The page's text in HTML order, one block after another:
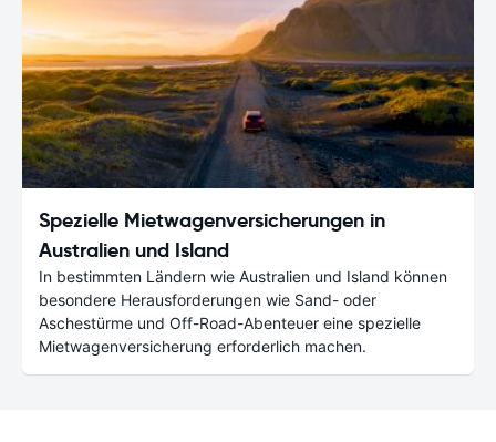
Spezielle Mietwagenversicherungen in
Australien und Island
In bestimmten Ländern wie Australien und Island können
besondere Herausforderungen wie Sand- oder
Aschestürme und Off-Road-Abenteuer eine spezielle
Mietwagenversicherung erforderlich machen.